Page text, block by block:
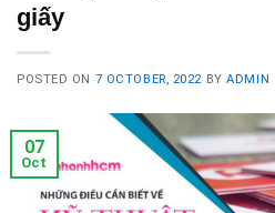
giấy
POSTED ON 7 OCTOBER, 2022 BYADMIN
07
Oct